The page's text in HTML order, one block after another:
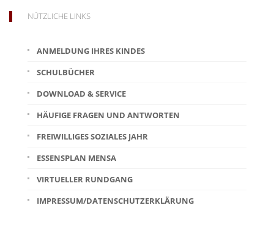
NÜTZLICHE LINKS
ANMELDUNG IHRES KINDES
SCHULBÜCHER
DOWNLOAD & SERVICE
HÄUFIGE FRAGEN UND ANTWORTEN
FREIWILLIGES SOZIALES JAHR
ESSENSPLAN MENSA
VIRTUELLER RUNDGANG
IMPRESSUM/DATENSCHUTZERKLÄRUNG